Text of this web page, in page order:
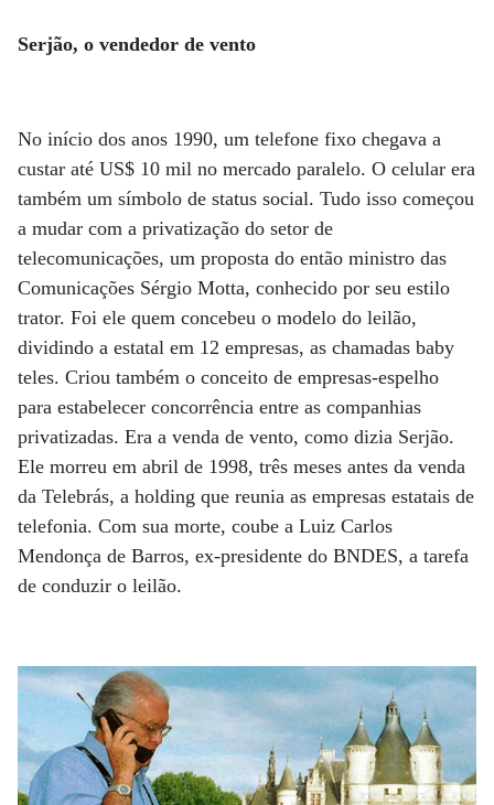
Serjão, o vendedor de vento
No início dos anos 1990, um telefone fixo chegava a
custar até US$ 10 mil no mercado paralelo. O celular era
também um símbolo de status social. Tudo isso começou
a mudar com a privatização do setor de
telecomunicações, um proposta do então ministro das
Comunicações Sérgio Motta, conhecido por seu estilo
trator. Foi ele quem concebeu o modelo do leilão,
dividindo a estatal em 12 empresas, as chamadas baby
teles. Criou também o conceito de empresas-espelho
para estabelecer concorrência entre as companhias
privatizadas. Era a venda de vento, como dizia Serjão.
Ele morreu em abril de 1998, três meses antes da venda
da Telebrás, a holding que reunia as empresas estatais de
telefonia. Com sua morte, coube a Luiz Carlos
Mendonça de Barros, ex-presidente do BNDES, a tarefa
de conduzir o leilão.